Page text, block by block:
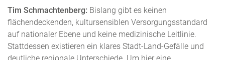
Tim Schmachtenberg: Bislang gibt es keinen
flächendeckenden, kultursensiblen Versorgungsstandard
auf nationaler Ebene und keine medizinische Leitlinie.
Stattdessen existieren ein klares Stadt-Land-Gefälle und